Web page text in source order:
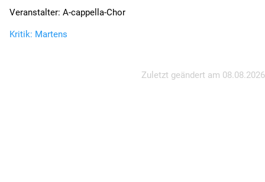
Veranstalter: A-cappella-Chor
Kritik: Martens
Zuletzt geändert am 08.08.2026